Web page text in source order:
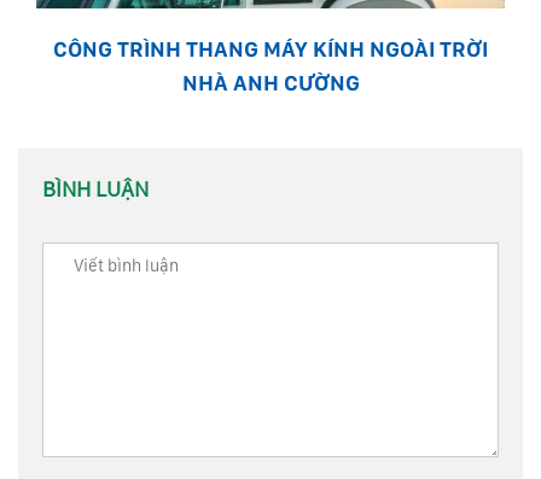
CÔNG TRÌNH THANG MÁY KÍNH NGOÀI TRỜI
NHÀ ANH CƯỜNG
BÌNH LUẬN